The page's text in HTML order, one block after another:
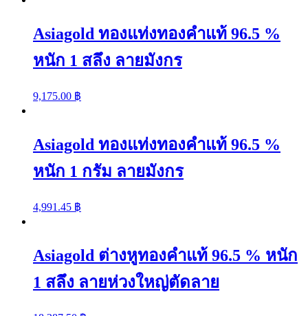
Asiagold ทองแท่งทองคำแท้ 96.5 %
หนัก 1 สลึง ลายมังกร
9,175.00 ฿
Asiagold ทองแท่งทองคำแท้ 96.5 %
หนัก 1 กรัม ลายมังกร
4,991.45 ฿
Asiagold ต่างหูทองคำแท้ 96.5 % หนัก
1 สลึง ลายห่วงใหญ่ตัดลาย